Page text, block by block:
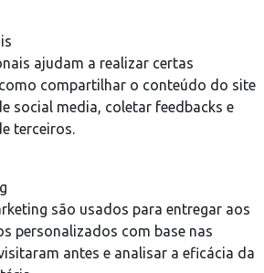
ajudam a realizar certas
compartilhar o conteúdo do site
social media, coletar feedbacks e
terceiros.
são usados para entregar aos
personalizados com base nas
antes e analisar a eficácia da